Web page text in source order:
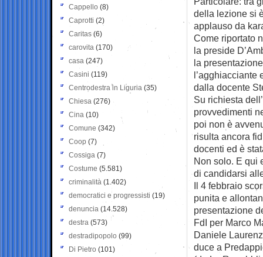
della lezione si
applauso da
Come riportato
la preside
la
l’agghiacciante
dalla docente
Su richiesta
provvedimenti
poi non è
risulta ancora
docenti ed è
Non solo. E qui
di candidarsi
Il 4 febbraio
punita e
presentazione
FdI per Marco
Daniele
duce a
Cappello (8)
Caprotti (2)
Caritas (6)
carovita (170)
casa (247)
Casini (119)
Centrodestra in Liguria (35)
Chiesa (276)
Cina (10)
Comune (342)
Coop (7)
Cossiga (7)
Costume (5.581)
criminalità (1.402)
democratici e progressisti (19)
denuncia (14.528)
destra (573)
destradipopolo (99)
Di Pietro (101)